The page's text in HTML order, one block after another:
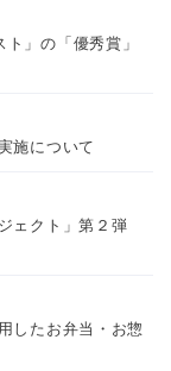
」の「優秀賞」
施について
ェクト」第２弾
したお弁当・お惣